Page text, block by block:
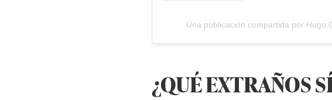
Una publicación compartida por Hugo
¿QUÉ EXTRAÑOS